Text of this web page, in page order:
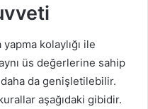
kolaylığı ile
üs değerlerine sahip
da genişletilebilir.
aşağıdaki gibidir.